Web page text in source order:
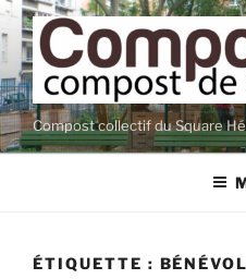
Aller
au
contenu
principal
Compost collectif du Square
ÉTIQUETTE :